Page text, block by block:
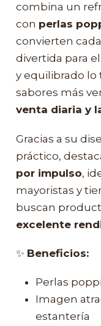
combina un
con perlas
convierten
divertida para
y equilibrado lo
sabores más
venta diaria y
Gracias a su
práctico,
por impulso,
mayoristas y
buscan
excelente
✨ Beneficios:
Perlas
Imagen
estantería